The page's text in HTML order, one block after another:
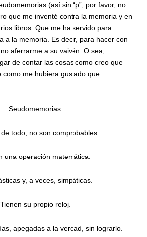
(así sin “p”, por favor, no
que me inventé contra la memoria y en
libros. Que me ha servido para
a la memoria. Es decir, para hacer con
aferrarme a su vaivén. O sea,
de contar las cosas como creo que
como me hubiera gustado que
Seudomemorias.
todo, no son comprobables.
una operación matemática.
y, a veces, simpáticas.
Tienen su propio reloj.
apegadas a la verdad, sin lograrlo.